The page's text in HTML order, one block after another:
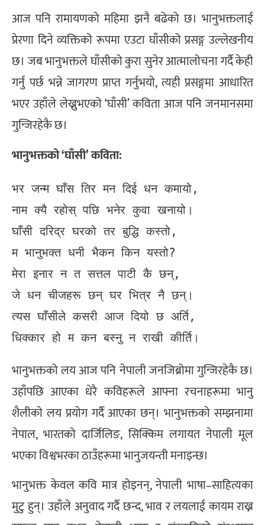
आज पनि रामायणको महिमा झनै बढेको छ। भानुभक्तलाई
प्रेरणा दिने व्यक्तिको रूपमा एउटा घाँसीको प्रसङ्ग उल्लेखनीय
छ। जब भानुभक्तले घाँसीको कुरा सुनेर आत्मालोचना गर्दै केही
गर्नु पर्छ भन्ने जागरण प्राप्त गर्नुभयो, त्यही प्रसङ्गमा आधारित
भएर उहाँले लेख्नुभएको ‘घाँसी’ कविता आज पनि जनमानसमा
गुन्जिरहेकै छ।
भानुभक्तको ‘घाँसी’ कविता:
भर जन्म घाँस तिर मन दिई धन कमायो,
नाम क्यै रहोस् पछि भनेर कुवा खनायो।
घाँसी दरिद्र घरको तर बुद्धि कस्तो,
म भानुभक्त धनी भैकन किन यस्तो?
मेरा इनार न त सत्तल पाटी कै छन्,
जे धन चीजहरू छन् घर भित्र नै छन्।
त्यस घाँसीले कसरी आज दियो छ अर्ति,
भानुभक्तको लय आज पनि नेपाली जनजिब्रोमा गुन्जिरहेकै छ।
उहाँपछि आएका धेरै कविहरूले आफ्ना रचनाहरूमा भानु
शैलीको लय प्रयोग गर्दै आएका छन्। भानुभक्तको सम्झनामा
नेपाल, भारतको दार्जिलिङ, सिक्किम लगायत नेपाली मूल
भएका विश्वभरका ठाउँहरूमा भानुजयन्ती मनाइन्छ।
भानुभक्त केवल कवि मात्र होइनन्, नेपाली भाषा–साहित्यका
मुटु हुन्। उहाँले अनुवाद गर्दै छन्द, भाव र लयलाई कायम राख्न